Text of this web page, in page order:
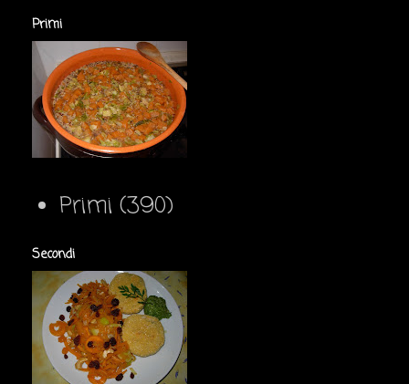
Primi
Primi (390)
Secondi